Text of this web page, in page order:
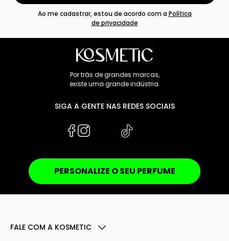
Ao me cadastrar, estou de acordo com aPolítica
de privacidade
Por trás de grandes marcas,
existe uma grande indústria.
SIGA A GENTE NAS REDES SOCIAIS
PERSONALIZE O SEU PERFUME
FALE COM A KOSMETIC